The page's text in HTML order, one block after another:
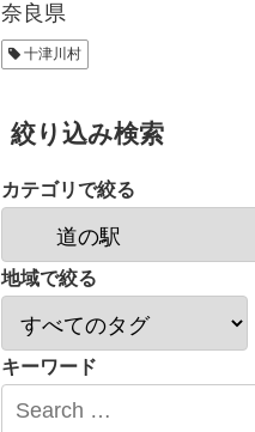
奈良県
十津川村
絞り込み検索
カテゴリで絞る
地域で絞る
キーワード